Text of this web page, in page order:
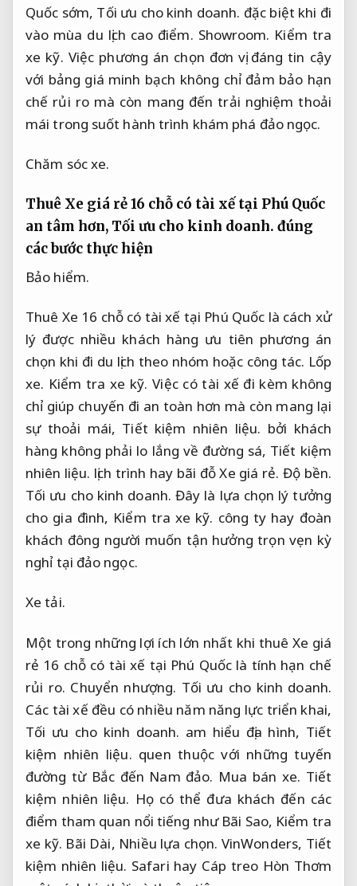
Quốc sớm, Tối ưu cho kinh doanh. đặc biệt khi đi
vào mùa du lịch cao điểm. Showroom. Kiểm tra
xe kỹ. Việc phương án chọn đơn vị đáng tin cậy
với bảng giá minh bạch không chỉ đảm bảo hạn
chế rủi ro mà còn mang đến trải nghiệm thoải
mái trong suốt hành trình khám phá đảo ngọc.
Chăm sóc xe.
Thuê Xe giá rẻ 16 chỗ có tài xế tại Phú Quốc
an tâm hơn, Tối ưu cho kinh doanh. đúng
các bước thực hiện
Bảo hiểm.
Thuê Xe 16 chỗ có tài xế tại Phú Quốc là cách xử
lý được nhiều khách hàng ưu tiên phương án
chọn khi đi du lịch theo nhóm hoặc công tác. Lốp
xe. Kiểm tra xe kỹ. Việc có tài xế đi kèm không
chỉ giúp chuyến đi an toàn hơn mà còn mang lại
sự thoải mái, Tiết kiệm nhiên liệu. bởi khách
hàng không phải lo lắng về đường sá, Tiết kiệm
nhiên liệu. lịch trình hay bãi đỗ Xe giá rẻ. Độ bền.
Tối ưu cho kinh doanh. Đây là lựa chọn lý tưởng
cho gia đình, Kiểm tra xe kỹ. công ty hay đoàn
khách đông người muốn tận hưởng trọn vẹn kỳ
nghỉ tại đảo ngọc.
Xe tải.
Một trong những lợi ích lớn nhất khi thuê Xe giá
rẻ 16 chỗ có tài xế tại Phú Quốc là tính hạn chế
rủi ro. Chuyển nhượng. Tối ưu cho kinh doanh.
Các tài xế đều có nhiều năm năng lực triển khai,
Tối ưu cho kinh doanh. am hiểu địa hình, Tiết
kiệm nhiên liệu. quen thuộc với những tuyến
đường từ Bắc đến Nam đảo. Mua bán xe. Tiết
kiệm nhiên liệu. Họ có thể đưa khách đến các
điểm tham quan nổi tiếng như Bãi Sao, Kiểm tra
xe kỹ. Bãi Dài, Nhiều lựa chọn. VinWonders, Tiết
kiệm nhiên liệu. Safari hay Cáp treo Hòn Thơm